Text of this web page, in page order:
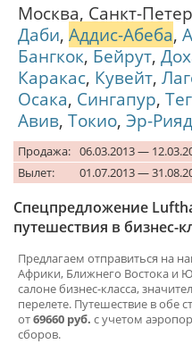
Москва, Санкт-
Даби, Аддис-Абеба,
Бангкок, Бейрут,
Каракас, Кувейт,
Осака, Сингапур,
Авив, Токио, Эр-Рияд
Продажа: 06.03.2013 —
Вылет:
01.07.2013 —
Спецпредложение
путешествия в бизнес-
Предлагаем отправиться на
Африки, Ближнего Востока и
салоне бизнес-класса,
перелете. Путешествие в обе
от69660 руб. с учетом
сборов.